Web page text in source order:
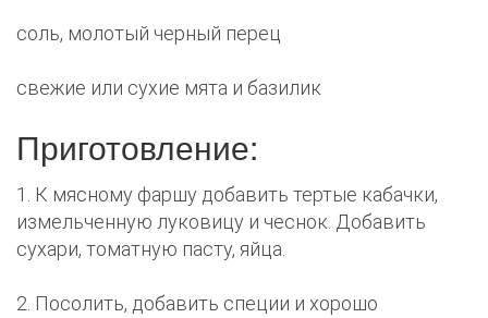
соль, молотый черный перец
свежие или сухие мята и базилик
Приготовление:
1. К мясному фаршу добавить тертые кабачки,
измельченную луковицу и чеснок. Добавить
сухари, томатную пасту, яйца.
2. Посолить, добавить специи и хорошо